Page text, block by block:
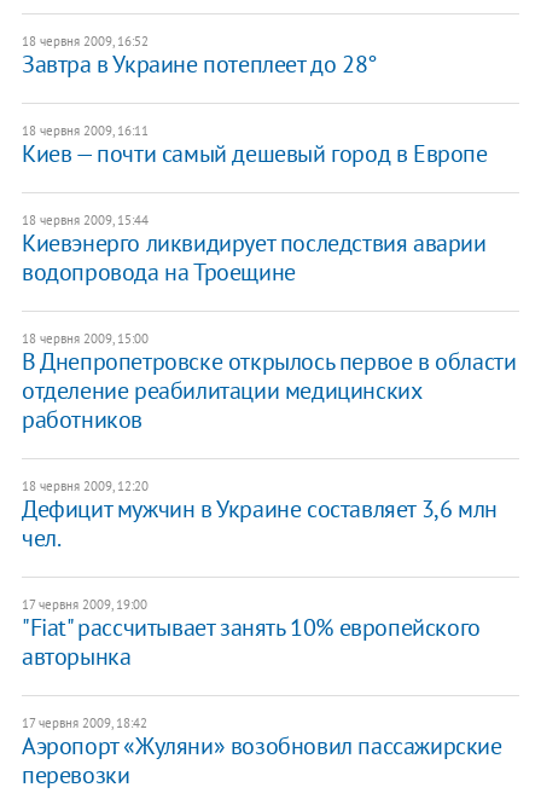
18 червня 2009, 16:52
Завтра в Украине потеплеет до 28°
18 червня 2009, 16:11
Киев — почти самый дешевый город в Европе
18 червня 2009, 15:44
Киевэнерго ликвидирует последствия аварии
водопровода на Троещине
18 червня 2009, 15:00
В Днепропетровске открылось первое в области
отделение реабилитации медицинских
работников
18 червня 2009, 12:20
Дефицит мужчин в Украине составляет 3,6 млн
чел.
17 червня 2009, 19:00
"Fiat" рассчитывает занять 10% европейского
авторынка
17 червня 2009, 18:42
Аэропорт «Жуляни» возобновил пассажирские
перевозки